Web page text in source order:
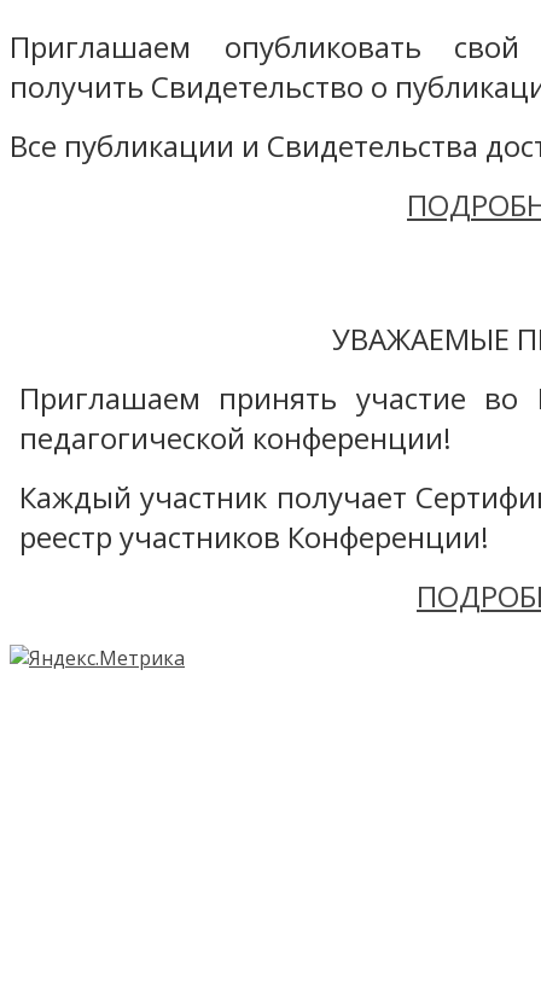
Приглашаем опубликовать
получить Свидетельство о
Все публикации и Свидетельства
УВАЖАЕМЫЕ
Приглашаем принять участие во
педагогической конференции!
Каждый участник получает
реестр участников Конференции!